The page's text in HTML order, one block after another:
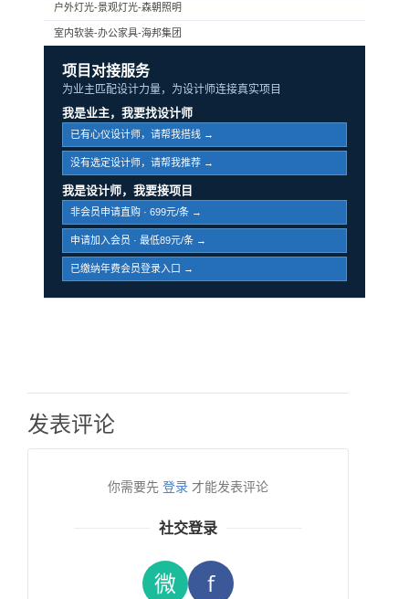
户外灯光-景观灯光-森朝照明
室内软装-办公家具-海邦集团
项目对接服务
为业主匹配设计力量，为设计师连接真实项目
我是业主，我要找设计师
已有心仪设计师，请帮我搭线 →
没有选定设计师，请帮我推荐 →
我是设计师，我要接项目
非会员申请直购 · 699元/条 →
申请加入会员 · 最低89元/条 →
已缴纳年费会员登录入口 →
发表评论
你需要先 登录 才能发表评论
社交登录
微 f